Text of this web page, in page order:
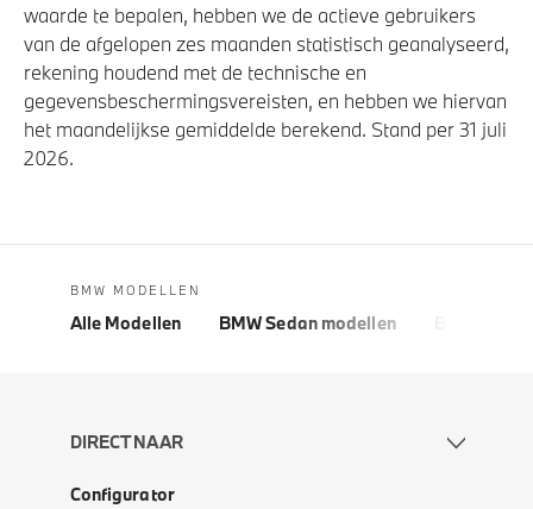
waarde te bepalen, hebben we de actieve gebruikers
van de afgelopen zes maanden statistisch geanalyseerd,
rekening houdend met de technische en
gegevensbeschermingsvereisten, en hebben we hiervan
het maandelijkse gemiddelde berekend. Stand per 31 juli
2026.
BMW MODELLEN
Alle Modellen BMW Sedan modellen
DIRECT NAAR
Configurator